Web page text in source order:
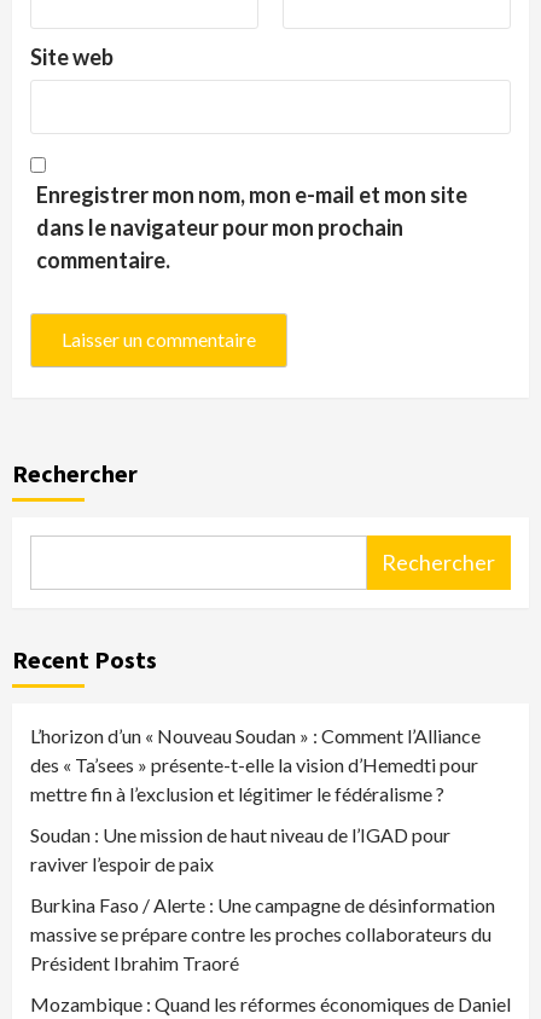
Site web
Enregistrer mon nom, mon e-mail et mon site
dans le navigateur pour mon prochain
commentaire.
Rechercher
Rechercher
Recent Posts
L’horizon d’un « Nouveau Soudan » : Comment l’Alliance
des « Ta’sees » présente-t-elle la vision d’Hemedti pour
mettre fin à l’exclusion et légitimer le fédéralisme ?
Soudan : Une mission de haut niveau de l’IGAD pour
raviver l’espoir de paix
Burkina Faso / Alerte : Une campagne de désinformation
massive se prépare contre les proches collaborateurs du
Président Ibrahim Traoré
Mozambique : Quand les réformes économiques de Daniel